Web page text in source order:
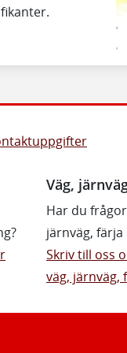
Väg,
Har du
järnväg,
Skriv till oss
väg, järnväg,